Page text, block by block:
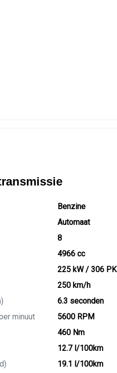
Benzine
Automaat
8
4966 cc
225 kW / 306 PK
250 km/h
6.3 seconden
minuut
5600 RPM
460 Nm
12.7 l/100km
19.1 l/100km